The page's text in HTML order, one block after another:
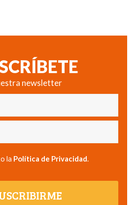
newsletter
la Política de Privacidad.